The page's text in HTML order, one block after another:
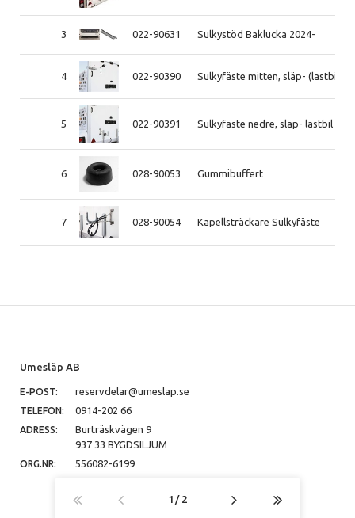
3 022-90631 Sulkystöd Baklucka 2024-
4 022-90390 Sulkyfäste mitten, släp- (lastbil
5 022-90391 Sulkyfäste nedre, släp- lastbil
6 028-90053 Gummibuffert
7 028-90054 Kapellsträckare Sulkyfäste
1 2
Umesläp AB
E-POST: reservdelar@umeslap.se
TELEFON: 0914-202 66
ADRESS:
Burträskvägen 9
937 33 BYGDSILJUM
ORG.NR: 556082-6199